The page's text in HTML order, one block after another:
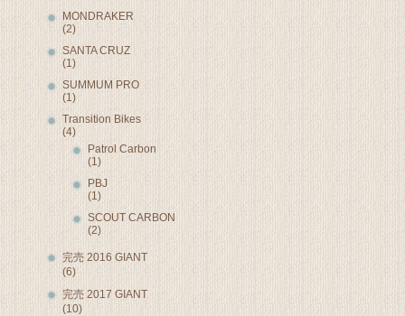
MONDRAKER
(2)
SANTA CRUZ
(1)
SUMMUM PRO
(1)
Transition Bikes
(4)
Patrol Carbon
(1)
PBJ
(1)
SCOUT CARBON
(2)
完売 2016 GIANT
(6)
完売 2017 GIANT
(10)